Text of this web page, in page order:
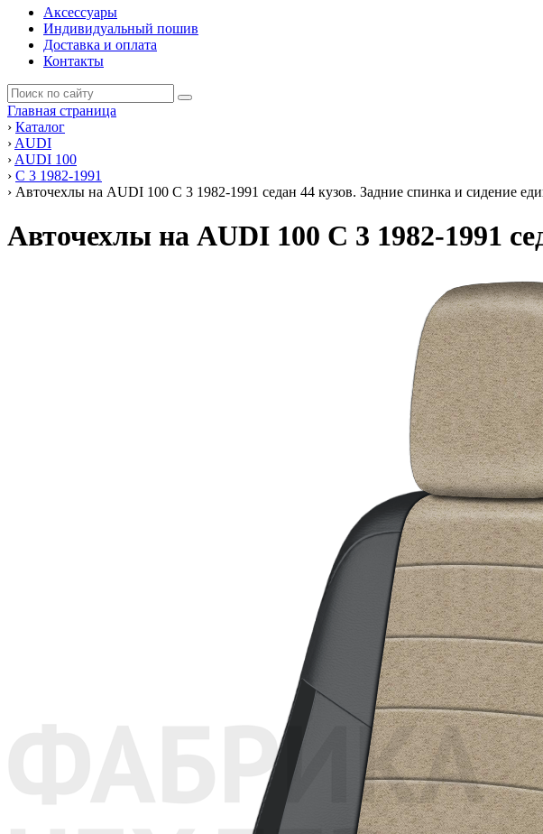
Аксессуары
Индивидуальный пошив
Доставка и оплата
Контакты
Главная страница
› Каталог
› AUDI
› AUDI 100
› C 3 1982-1991
› Авточехлы на AUDI 100 C 3 1982-1991 седан 44 кузов. Задние спинка и сидение
Авточехлы на AUDI 100 C 3 1982-1991